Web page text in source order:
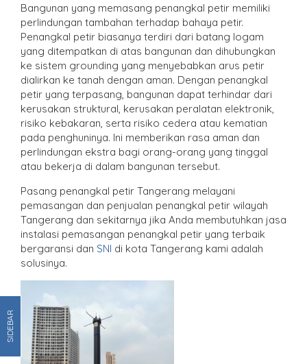
Bangunan yang memasang penangkal petir memiliki
perlindungan tambahan terhadap bahaya petir.
Penangkal petir biasanya terdiri dari batang logam
yang ditempatkan di atas bangunan dan dihubungkan
ke sistem grounding yang menyebabkan arus petir
dialirkan ke tanah dengan aman. Dengan penangkal
petir yang terpasang, bangunan dapat terhindar dari
kerusakan struktural, kerusakan peralatan elektronik,
risiko kebakaran, serta risiko cedera atau kematian
pada penghuninya. Ini memberikan rasa aman dan
perlindungan ekstra bagi orang-orang yang tinggal
atau bekerja di dalam bangunan tersebut.
Pasang penangkal petir Tangerang melayani
pemasangan dan penjualan penangkal petir wilayah
Tangerang dan sekitarnya jika Anda membutuhkan jasa
instalasi pemasangan penangkal petir yang terbaik
bergaransi dan SNI di kota Tangerang kami adalah
solusinya.
SIDEBAR